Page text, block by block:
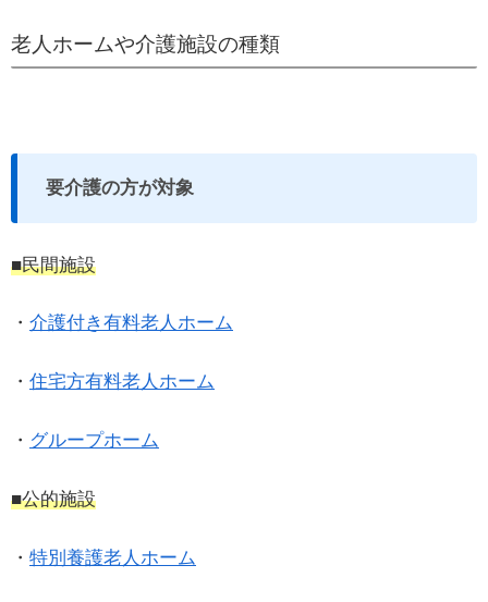
老人ホームや介護施設の種類
要介護の方が対象
■民間施設
・ 介護付き有料老人ホーム
・ 住宅方有料老人ホーム
・ グループホーム
■公的施設
・ 特別養護老人ホーム